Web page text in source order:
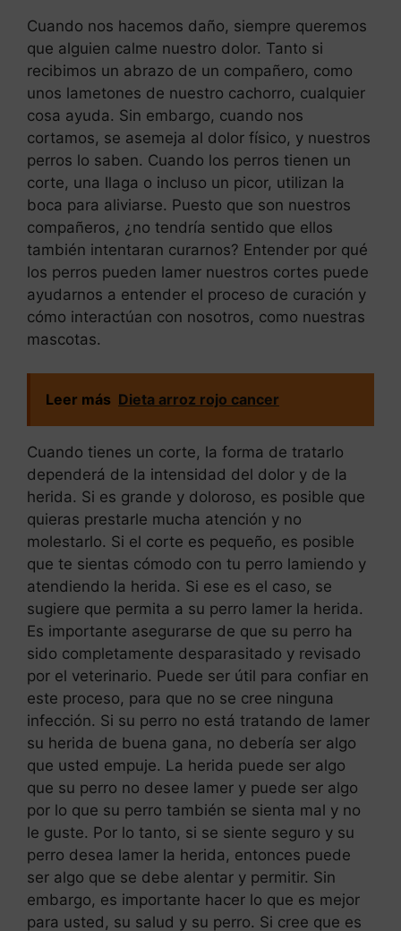
Cuando nos hacemos daño, siempre queremos
que alguien calme nuestro dolor. Tanto si
recibimos un abrazo de un compañero, como
unos lametones de nuestro cachorro, cualquier
cosa ayuda. Sin embargo, cuando nos
cortamos, se asemeja al dolor físico, y nuestros
perros lo saben. Cuando los perros tienen un
corte, una llaga o incluso un picor, utilizan la
boca para aliviarse. Puesto que son nuestros
compañeros, ¿no tendría sentido que ellos
también intentaran curarnos? Entender por qué
los perros pueden lamer nuestros cortes puede
ayudarnos a entender el proceso de curación y
cómo interactúan con nosotros, como nuestras
mascotas.
Leer más Dieta arroz rojo cancer
Cuando tienes un corte, la forma de tratarlo
dependerá de la intensidad del dolor y de la
herida. Si es grande y doloroso, es posible que
quieras prestarle mucha atención y no
molestarlo. Si el corte es pequeño, es posible
que te sientas cómodo con tu perro lamiendo y
atendiendo la herida. Si ese es el caso, se
sugiere que permita a su perro lamer la herida.
Es importante asegurarse de que su perro ha
sido completamente desparasitado y revisado
por el veterinario. Puede ser útil para confiar en
este proceso, para que no se cree ninguna
infección. Si su perro no está tratando de lamer
su herida de buena gana, no debería ser algo
que usted empuje. La herida puede ser algo
que su perro no desee lamer y puede ser algo
por lo que su perro también se sienta mal y no
le guste. Por lo tanto, si se siente seguro y su
perro desea lamer la herida, entonces puede
ser algo que se debe alentar y permitir. Sin
embargo, es importante hacer lo que es mejor
para usted, su salud y su perro. Si cree que es